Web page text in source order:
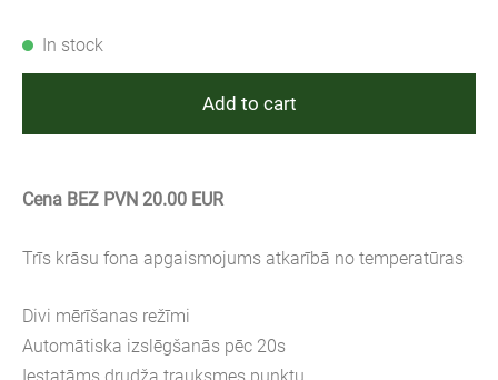
In stock
Add to cart
Cena BEZ PVN 20.00 EUR
Trīs krāsu fona apgaismojums atkarībā no temperatūras
Divi mērīšanas režīmi
Automātiska izslēgšanās pēc 20s